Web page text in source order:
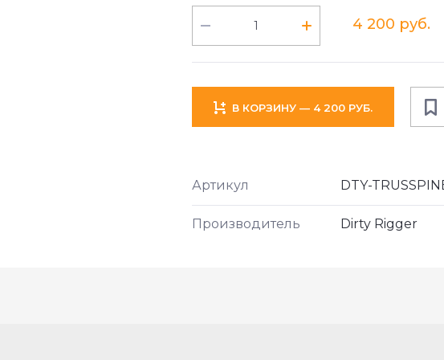
4 200 руб.
В КОРЗИНУ — 4 200 РУБ.
Артикул DTY-
Производитель Dirty Rigger